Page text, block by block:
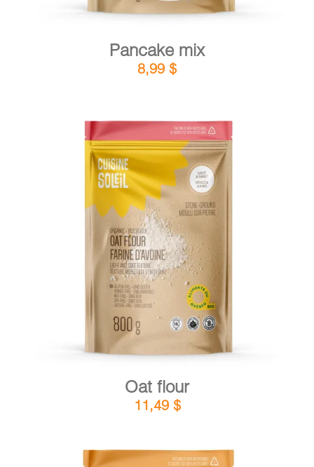
Pancake mix
8,99 $
ADD TO CART DETAILS
Oat flour
11,49 $